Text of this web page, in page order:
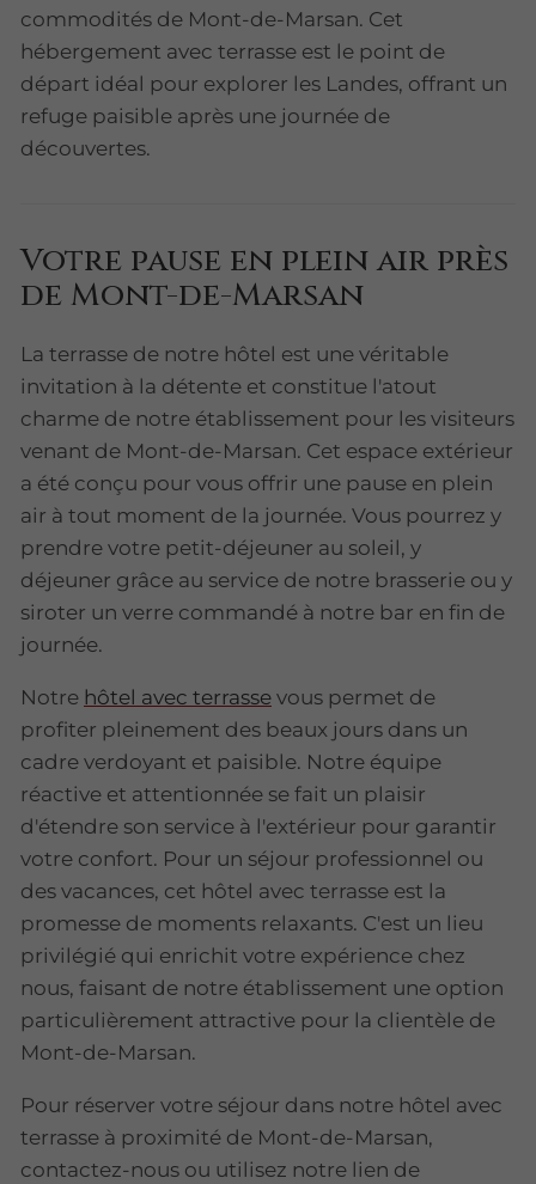
commodités de Mont-de-Marsan. Cet
hébergement avec terrasse est le point de
départ idéal pour explorer les Landes, offrant un
refuge paisible après une journée de
découvertes.
Votre pause en plein air près
de Mont-de-Marsan
La terrasse de notre hôtel est une véritable
invitation à la détente et constitue l'atout
charme de notre établissement pour les visiteurs
venant de Mont-de-Marsan. Cet espace extérieur
a été conçu pour vous offrir une pause en plein
air à tout moment de la journée. Vous pourrez y
prendre votre petit-déjeuner au soleil, y
déjeuner grâce au service de notre brasserie ou y
siroter un verre commandé à notre bar en fin de
journée.
Notre hôtel avec terrasse vous permet de
profiter pleinement des beaux jours dans un
cadre verdoyant et paisible. Notre équipe
réactive et attentionnée se fait un plaisir
d'étendre son service à l'extérieur pour garantir
votre confort. Pour un séjour professionnel ou
des vacances, cet hôtel avec terrasse est la
promesse de moments relaxants. C'est un lieu
privilégié qui enrichit votre expérience chez
nous, faisant de notre établissement une option
particulièrement attractive pour la clientèle de
Mont-de-Marsan.
Pour réserver votre séjour dans notre hôtel avec
terrasse à proximité de Mont-de-Marsan,
contactez-nous ou utilisez notre lien de